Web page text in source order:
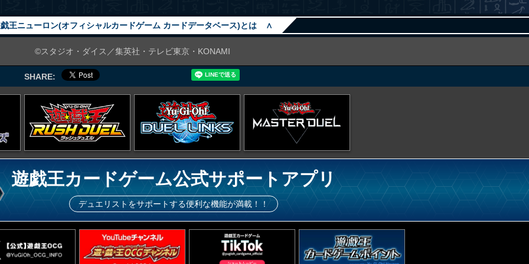
王ニューロン(オフィシャルカードゲーム カードデータベース)とは ∧
©スタジオ・ダイス／集英社・テレビ東京・KONAMI
SHARE:
遊戯王カードゲーム公式サポートアプリ
デュエリストをサポートする便利な機能が満載！！